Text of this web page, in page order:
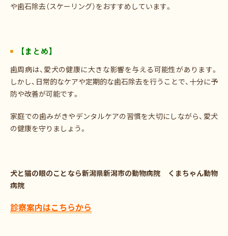
や歯石除去（スケーリング）をおすすめしています。
【まとめ】
歯周病は、愛犬の健康に大きな影響を与える可能性があります。
しかし、日常的なケアや定期的な歯石除去を行うことで、十分に予
防や改善が可能です。
家庭での歯みがきやデンタルケアの習慣を大切にしながら、愛犬
の健康を守りましょう。
犬と猫の眼のことなら新潟県新潟市の動物病院
くまちゃん動物
病院
診察案内はこちらから